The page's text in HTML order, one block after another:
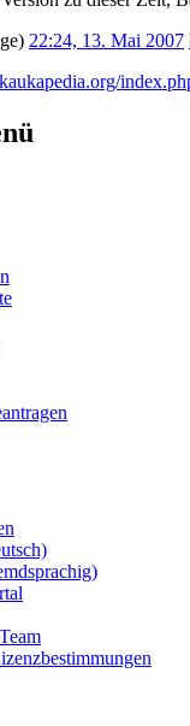
22:24, 13. Mai 2007